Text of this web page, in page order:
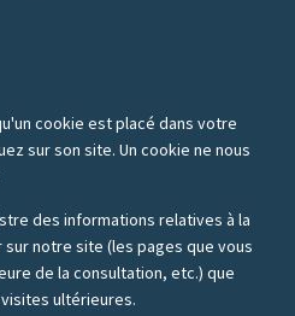
cookie est placé dans votre
sur son site. Un cookie ne nous
des informations relatives à la
notre site (les pages que vous
de la consultation, etc.) que
ultérieures.